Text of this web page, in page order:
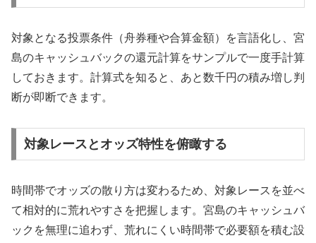
対象となる投票条件（舟券種や合算金額）を言語化し、宮
島のキャッシュバックの還元計算をサンプルで一度手計算
しておきます。計算式を知ると、あと数千円の積み増し判
断が即断できます。
対象レースとオッズ特性を俯瞰する
時間帯でオッズの散り方は変わるため、対象レースを並べ
て相対的に荒れやすさを把握します。宮島のキャッシュバ
ックを無理に追わず、荒れにくい時間帯で必要額を積む設